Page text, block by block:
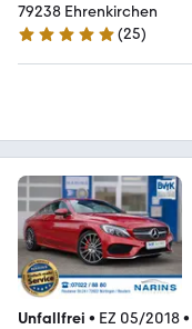
79238 Ehrenkirchen
5 Sterne
(25)
Unfallfrei • EZ 05/2018•